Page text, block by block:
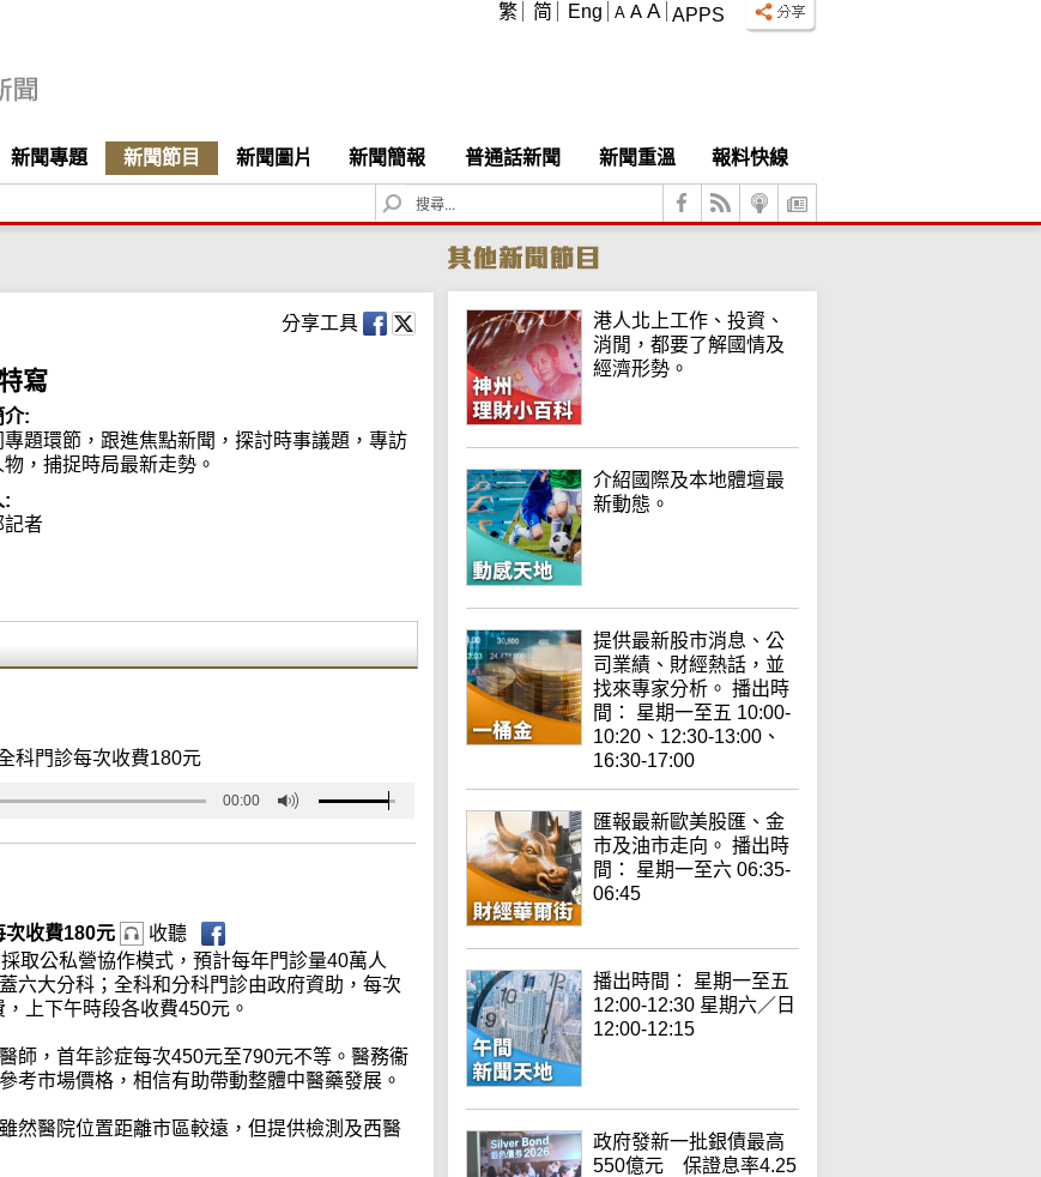
APPS
A A A
繁 简 Eng
新聞專題 新聞節目 新聞圖片 新聞簡報 普通話新聞 新聞重溫
報料快線
S
e
c
h
分享工具
寫
介:
專題環節，跟進焦點新聞，探討時事議題，專訪
，捕捉時局最新走勢。
:
記者
科門診每次收費180元
00:00
次收費180元
收聽
取公私營協作模式，預計每年門診量40萬人
六大分科；全科和分科門診由政府資助，每次
上下午時段各收費450元。
師，首年診症每次450元至790元不等。醫務衞
考市場價格，相信有助帶動整體中醫藥發展。
然醫院位置距離市區較遠，但提供檢測及西醫
港人北上工作、投資、
消閒，都要了解國情及
經濟形勢。
介紹國際及本地體壇最
新動態。
提供最新股市消息、公
司業績、財經熱話，並
找來專家分析。 播出時
間： 星期一至五 10:00-
10:20、12:30-13:00、
16:30-17:00
匯報最新歐美股匯、金
市及油市走向。 播出時
間： 星期一至六 06:35-
06:45
播出時間： 星期一至五
12:00-12:30 星期六／日
12:00-12:15
政府發新一批銀債最高
550億元 保證息率4.25